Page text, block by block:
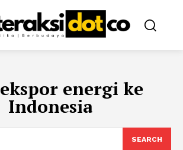
ekspor energi ke
Indonesia
SEARCH